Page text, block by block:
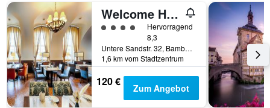
Welcome Hotel Residenzschloss Bamberg
Bewertungskategorie 4
Hervorragend
8,3
Untere Sandstr. 32, Bamberg, Bayern, Deutschland
1,6 km vom Stadtzentrum
120 € Zum Angebot